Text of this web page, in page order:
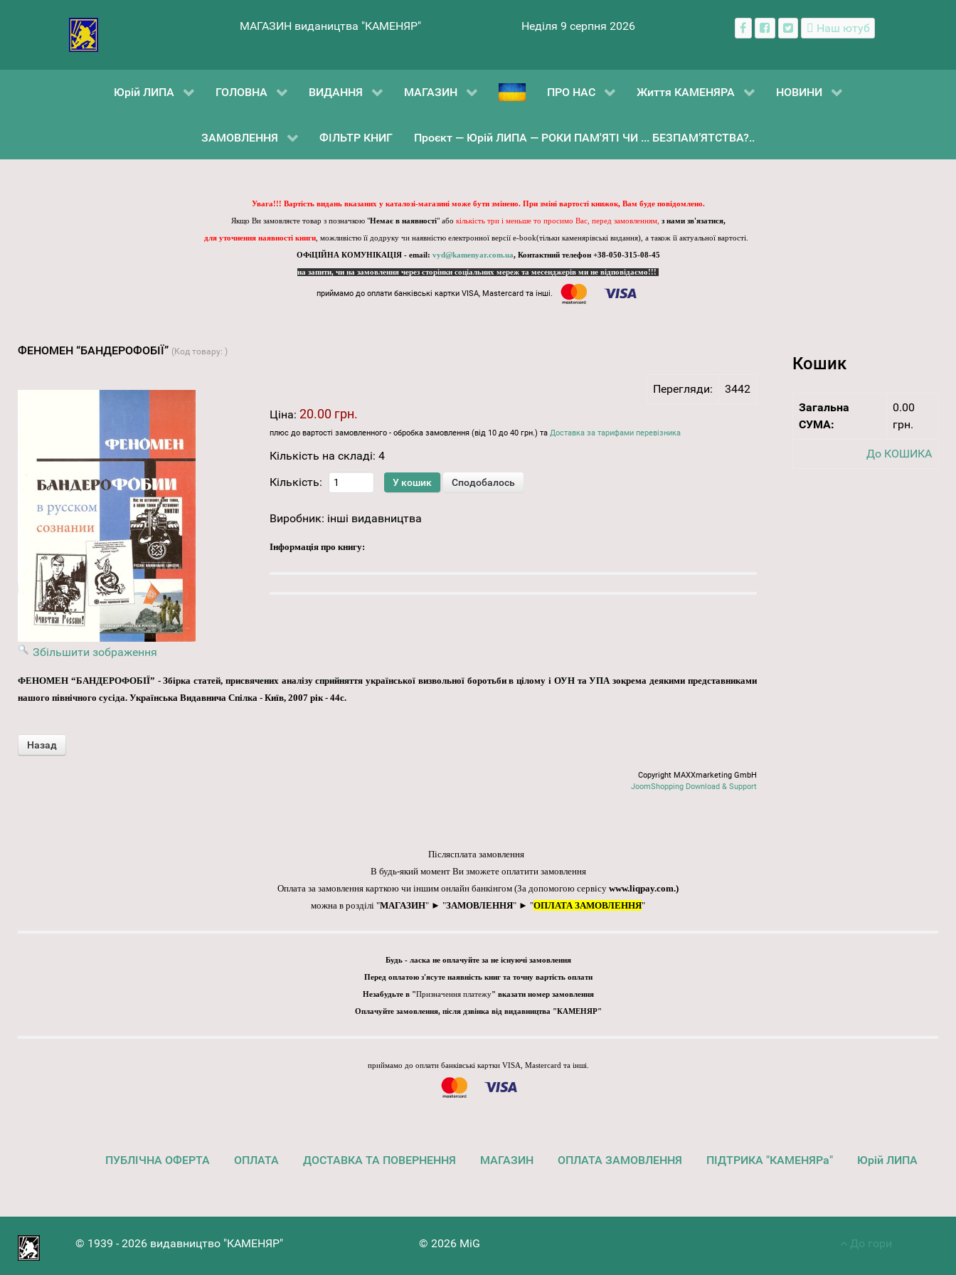
МАГАЗИН видаництва "КАМЕНЯР" Неділя 9 серпня 2026 Наш ютуб
Юрій ЛИПА ГОЛОВНА ВИДАННЯ МАГАЗИН ПРО НАС Життя КАМЕНЯРА НОВИНИ
ЗАМОВЛЕННЯ ФІЛЬТР КНИГ Проєкт — Юрій ЛИПА — РОКИ ПАМ'ЯТІ ЧИ ... БЕЗПАМ’ЯТСТВА?..
Увага!!! Вартість видань вказаних у каталозі-магазині може бути змінено. При зміні вартості книжок, Вам буде повідомлено.
Якщо Ви замовляєте товар з позначкою "Немає в наявності" або кількість три і меньше то просимо Вас, перед замовленням, з нами зв'язатися,
для уточнення наявності книги, можливістю її додруку чи наявністю електронної версії e-book(тільки каменярівські видання), а також її актуальної вартості.
ОФіЦІЙНА КОМУНІКАЦІЯ - email: vyd@kamenyar.com.ua, Контактний телефон +38-050-315-08-45
на запити, чи на замовлення через сторінки соціальних мереж та месенджерів ми не відповідаємо!!!
приймамо до оплати банківські картки VISA, Mastercard та інші.
ФЕНОМЕН “БАНДЕРОФОБІЇ” (Код товару: )
Перегляди: 3442
Збільшити зображення
Ціна: 20.00 грн.
плюс до вартості замовленного - обробка замовлення (від 10 до 40 грн.) та Доставка за тарифами перевізника
Кількість на складі: 4
Кількість:
Виробник: інші видавництва
Інформація про книгу:
ФЕНОМЕН “БАНДЕРОФОБІЇ” - Збірка статей, присвячених аналізу сприйняття української визвольної боротьби в цілому і ОУН та УПА зокрема деякими представниками
нашого північного сусіда. Українська Видавнича Спілка - Київ, 2007 рік - 44с.
Copyright MAXXmarketing GmbH
JoomShopping Download & Support
Кошик
Загальна
СУМА:
0.00
грн.
До КОШИКА
Післясплата замовлення
В будь-який момент Ви зможете оплатити замовлення
Оплата за замовлення карткою чи іншим онлайн банкінгом (За допомогою сервісу www.liqpay.com.)
можна в розділі "МАГАЗИН" ► "ЗАМОВЛЕННЯ" ► "ОПЛАТА ЗАМОВЛЕННЯ"
Будь - ласка не оплачуйте за не існуючі замовлення
Перед оплатою з'ясуте наявність книг та точну вартість оплати
Незабудьте в "Призначення платежу" вказати номер замовлення
Оплачуйте замовлення, після дзвінка від видавництва "КАМЕНЯР"
приймамо до оплати банківські картки VISA, Mastercard та інші.
ПУБЛІЧНА ОФЕРТА ОПЛАТА ДОСТАВКА ТА ПОВЕРНЕННЯ МАГАЗИН ОПЛАТА ЗАМОВЛЕННЯ ПІДТРИКА "КАМЕНЯРа" Юрій ЛИПА
© 1939 - 2026 видавництво "КАМЕНЯР" © 2026 MiG До гори